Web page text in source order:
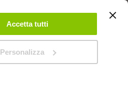
Accetta tutti
Personalizza
NEGOZI IL MIO NEGOZIO